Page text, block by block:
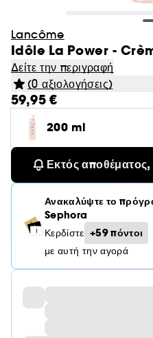
Lancôme
Idôle La Power -
Δείτε την περιγραφή
(0 αξιολογήσεις)
59,95 €
200 ml
Εκτός
Ανακαλύψτε το
Sephora
Κερδίστε +59 πόντοι
με αυτή την αγορά